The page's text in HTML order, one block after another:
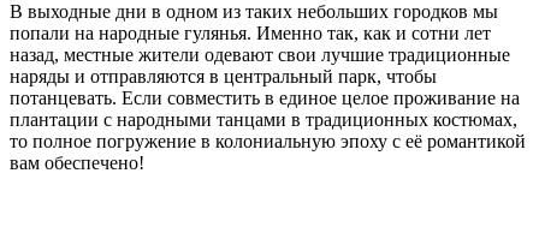
В выходные дни в одном из таких небольших городков мы
попали на народные гулянья. Именно так, как и сотни лет
назад, местные жители одевают свои лучшие традиционные
наряды и отправляются в центральный парк, чтобы
потанцевать. Если совместить в единое целое проживание на
плантации с народными танцами в традиционных костюмах,
то полное погружение в колониальную эпоху с её романтикой
вам обеспечено!